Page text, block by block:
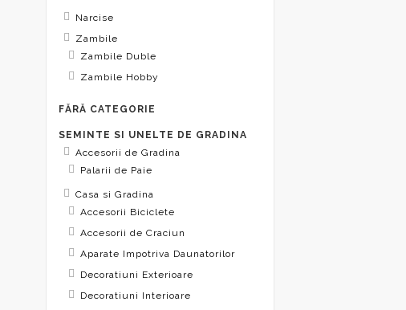
Narcise
Zambile
Zambile Duble
Zambile Hobby
FĂRĂ CATEGORIE
SEMINTE SI UNELTE DE GRADINA
Accesorii de Gradina
Palarii de Paie
Casa si Gradina
Accesorii Biciclete
Accesorii de Craciun
Aparate Impotriva Daunatorilor
Decoratiuni Exterioare
Decoratiuni Interioare